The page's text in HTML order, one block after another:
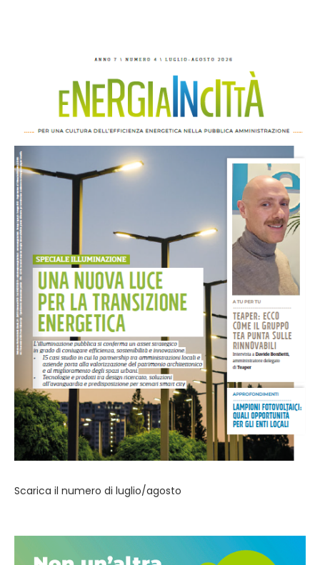
Scarica il numero di luglio/agosto